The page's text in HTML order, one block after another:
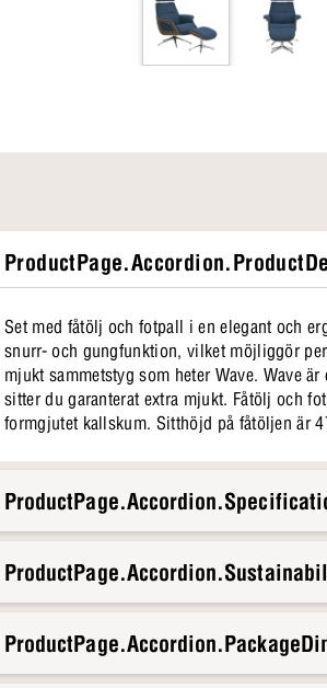
Set med fåtölj och fotpall i en elegant och
snurr- och gungfunktion, vilket möjliggör
mjukt sammetstyg som heter Wave. Wave
sitter du garanterat extra mjukt. Fåtölj och
formgjutet kallskum. Sitthöjd på fåtöljen är